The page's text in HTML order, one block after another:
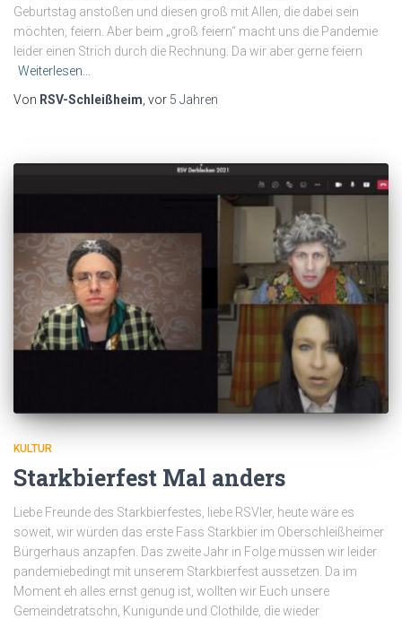
Geburtstag anstoßen und diesen groß mit Allen, die dabei sein
möchten, feiern. Aber beim „groß feiern“ macht uns die Pandemie
leider einen Strich durch die Rechnung. Da wir aber gerne feiern
Weiterlesen…
Von RSV-Schleißheim , vor 5 Jahren
KULTUR
Starkbierfest Mal anders
Liebe Freunde des Starkbierfestes, liebe RSVler, heute wäre es
soweit, wir würden das erste Fass Starkbier im Oberschleißheimer
Bürgerhaus anzapfen. Das zweite Jahr in Folge müssen wir leider
pandemiebedingt mit unserem Starkbierfest aussetzen. Da im
Moment eh alles ernst genug ist, wollten wir Euch unsere
Gemeindetratschn, Kunigunde und Clothilde, die wieder